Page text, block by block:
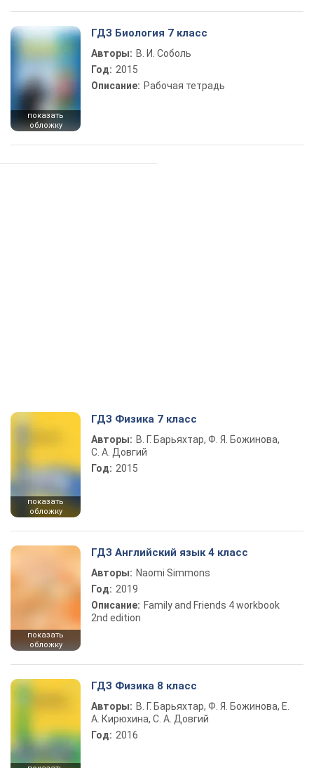
показать
обложку
ГДЗ Биология 7 класс
Авторы: В. И. Соболь
Год: 2015
Описание: Рабочая тетрадь
показать
обложку
ГДЗ Физика 7 класс
Авторы: В. Г. Барьяхтар, Ф. Я. Божинова,
С. А. Довгий
Год: 2015
показать
обложку
ГДЗ Английский язык 4 класс
Авторы: Naomi Simmons
Год: 2019
Описание: Family and Friends 4 workbook
2nd edition
ГДЗ Физика 8 класс
Авторы: В. Г. Барьяхтар, Ф. Я. Божинова, Е.
А. Кирюхина, С. А. Довгий
Год: 2016